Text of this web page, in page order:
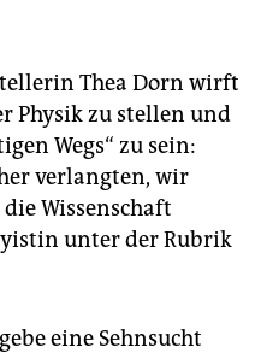
Thea Dorn wirft
Physik zu stellen und
Wegs“ zu sein:
verlangten, wir
Wissenschaft
unter der Rubrik
eine Sehnsucht